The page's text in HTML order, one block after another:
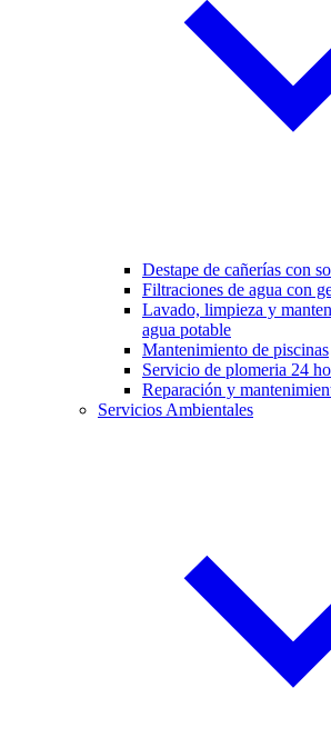
Destape de cañerías con
Filtraciones de agua con
Lavado, limpieza y
agua potable
Mantenimiento de piscinas
Servicio de plomeria 24
Reparación y
Servicios Ambientales